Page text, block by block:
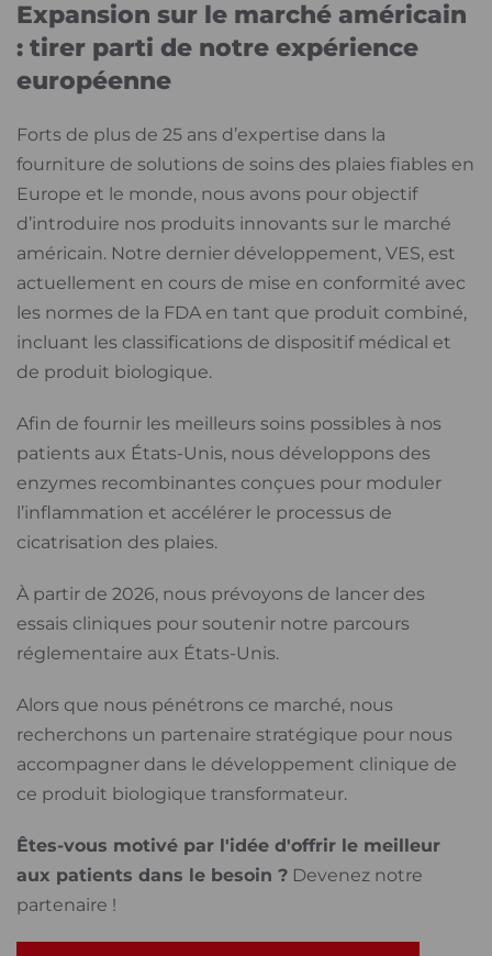
Expansion sur le marché américain
: tirer parti de notre expérience
européenne
Forts de plus de 25 ans d’expertise dans la
fourniture de solutions de soins des plaies fiables en
Europe et le monde, nous avons pour objectif
d’introduire nos produits innovants sur le marché
américain. Notre dernier développement, VES, est
actuellement en cours de mise en conformité avec
les normes de la FDA en tant que produit combiné,
incluant les classifications de dispositif médical et
de produit biologique.
Afin de fournir les meilleurs soins possibles à nos
patients aux États-Unis, nous développons des
enzymes recombinantes conçues pour moduler
l’inflammation et accélérer le processus de
cicatrisation des plaies.
À partir de 2026, nous prévoyons de lancer des
essais cliniques pour soutenir notre parcours
réglementaire aux États-Unis.
Alors que nous pénétrons ce marché, nous
recherchons un partenaire stratégique pour nous
accompagner dans le développement clinique de
ce produit biologique transformateur.
Êtes-vous motivé par l'idée d'offrir le meilleur
aux patients dans le besoin ? Devenez notre
partenaire !